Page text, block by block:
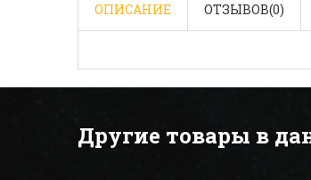
ОПИСАНИЕ ОТЗЫВОВ(0)
Другие товары в